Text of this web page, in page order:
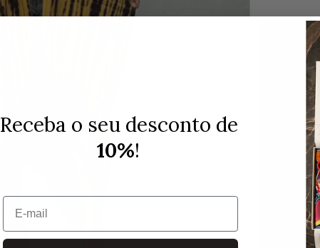
Receba o seu desconto de
10%!
E-mail